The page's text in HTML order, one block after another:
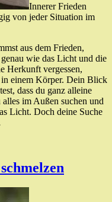
Innerer Frieden
von jeder Situation im
aus dem Frieden,
wie das Licht und die
Herkunft vergessen,
einem Körper. Dein Blick
dass du ganz alleine
im Außen suchen und
Licht. Doch deine Suche